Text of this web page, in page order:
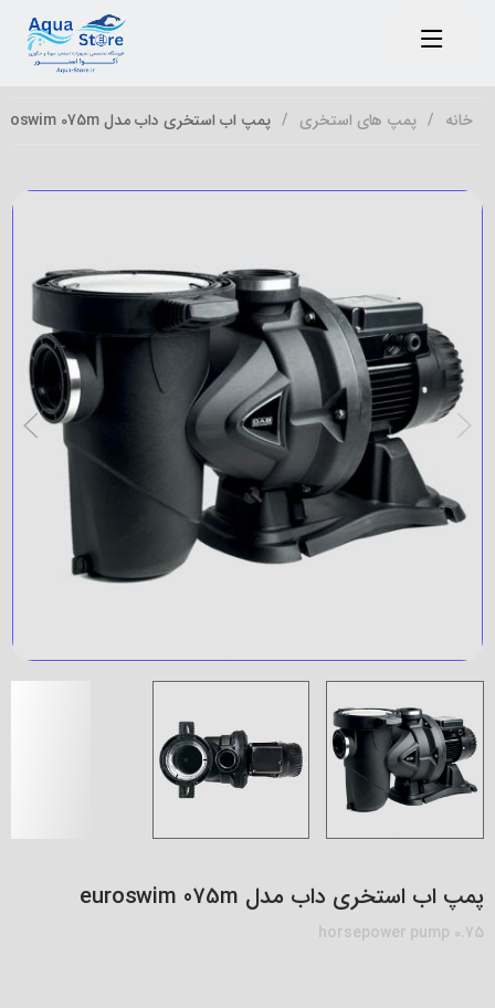
خانه پمپ های استخری پمپ اب استخری داب مدل euroswim 075m
پمپ اب استخری داب مدل euroswim 075m
0.75 horsepower pump